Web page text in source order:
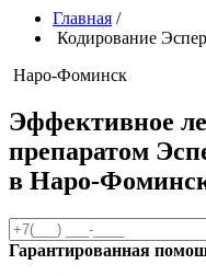
Главная /
Кодирование
Наро-Фоминск
Эффективное
препаратом
в Наро-
Гарантированная